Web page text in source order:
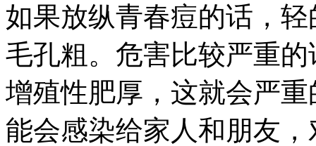
如果放纵青春痘的话，
毛孔粗。危害比较严重
增殖性肥厚，这就会严
能会感染给家人和朋友